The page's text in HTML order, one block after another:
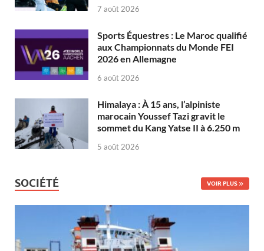
7 août 2026
Sports Équestres : Le Maroc qualifié
aux Championnats du Monde FEI
2026 en Allemagne
6 août 2026
Himalaya : À 15 ans, l’alpiniste
marocain Youssef Tazi gravit le
sommet du Kang Yatse II à 6.250 m
5 août 2026
SOCIÉTÉ VOIR PLUS